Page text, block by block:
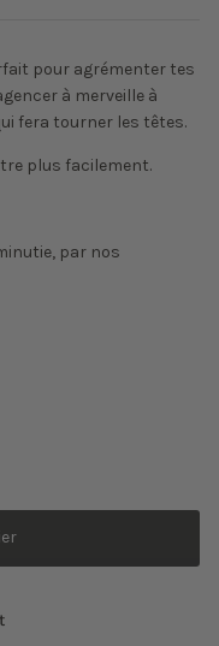
pour agrémenter tes
à merveille à
fera tourner les têtes.
plus facilement.
par nos